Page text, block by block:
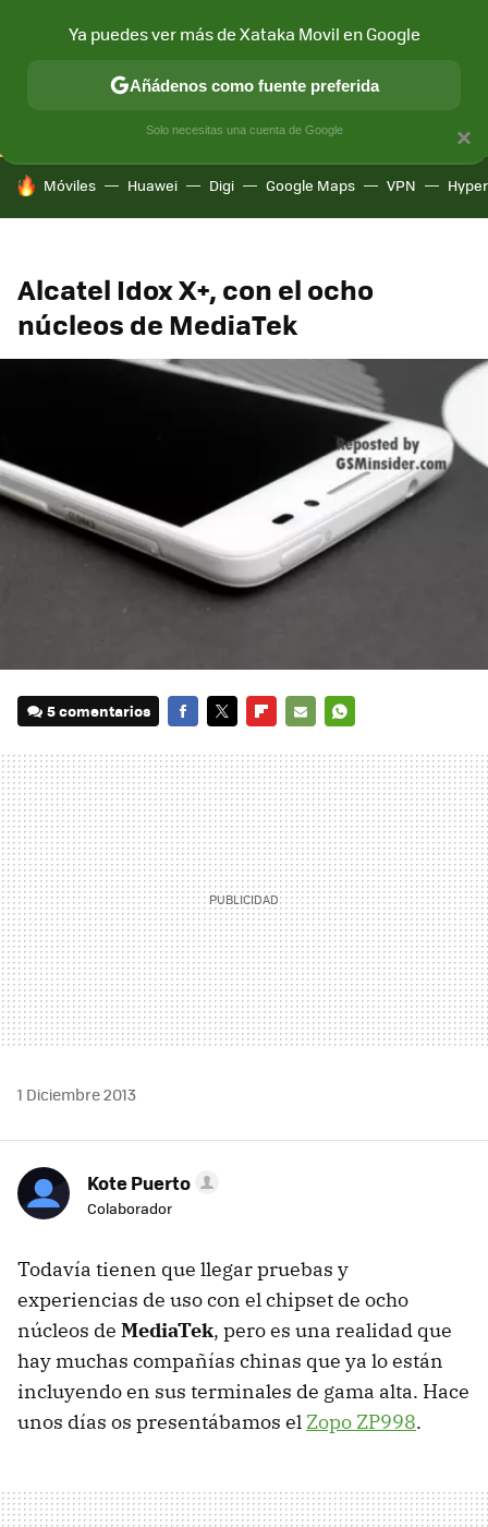
CONECTIVIDAD MÓVIL Y SOCIEDAD APLICACIONES
HOY SE HABLA DE
Móviles Huawei Digi Google Maps VPN
Alcatel Idox X+, con el ocho
núcleos de MediaTek
5 comentarios
MAIL
1 Diciembre 2013
Kote Puerto
Colaborador
Todavía tienen que llegar pruebas y
experiencias de uso con el chipset de ocho
núcleos de MediaTek, pero es una realidad que
hay muchas compañías chinas que ya lo están
incluyendo en sus terminales de gama alta. Hace
unos días os presentábamos el Zopo ZP998.
×
Ya puedes ver más de Xataka Movil en Google
Añádenos como fuente preferida
Solo necesitas una cuenta de Google